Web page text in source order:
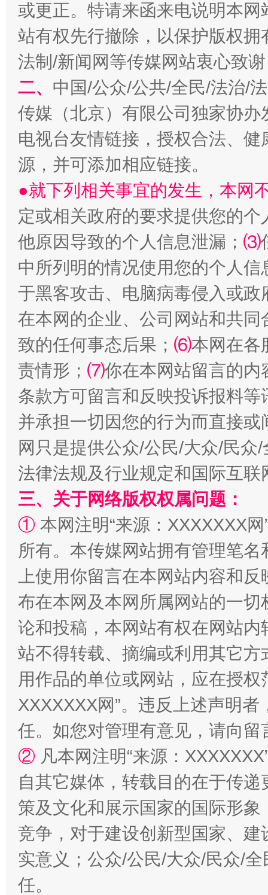
全民健身五年计划来了！等你上场
阿坝州三大球赛在茂县开幕 规模
国家大学科技园优化重塑工作
扯下公款旅游的“隐身衣” 如何以
或更正。特请来函来电说明本
站有权先行撤除，以保护版权
法制/新闻网等传媒网站衷心致
二、 中国/公众/公共/全民/法治/
传媒（北京）有限公司独家协
电视台友情链接，授权合法、
源，并可添加相应链接。
●就下列相关事宜的发生，本网
定或相关政府的要求提供您的个
他原因导致的个人信息泄漏； ⑶
中所列明的情况使用您的个人
于黑客攻击、电脑病毒侵入或
在本网的企业、公司网站和共
致的任何事态后果； ⑹本网在各
责情形； ⑺你在本网站留言的内
条款方可留言和反映投诉报料
并承担一切因您的行为而直接
网只是提供公众/公民/大众/民
法律法规及行业规定和国际互
三、关于网络版权权属问题：
① 本网注明“来源：XXXXXXX
所有。本传媒网站拥有管理笔
上使用你留言在本网站内容和
布在本网及本网所属网站的一
论和投稿，本网站有权在网站
站不得转载、摘编或利用其它
用作品的单位或网站，应在授
XXXXXXX网”。违反上述声明
任。如您对管理有意见，请向
② 凡本网注明“来源：
自其它媒体，转载目的在于传
策及文化和展示国家的国际形
竞争，对于建设创新型国家、
实意义；公众/公民/大众/民众/
任。